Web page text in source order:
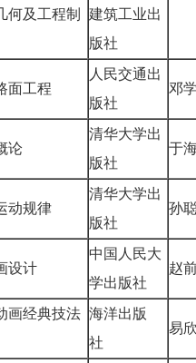
何及工程制
建筑工业出
版社
面工程
人民交通出
版社
邓
论
清华大学出
版社
于
动规律
清华大学出
版社
孙
设计
中国人民大
学出版社
赵
画经典技法 海洋出版
社
易